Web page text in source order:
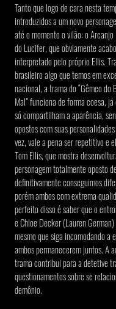
Tanto que logo de cara nesta
introduzidos a um novo
até o momento o vilão: o
do Lucifer, que obviamente
interpretado pelo próprio Ellis.
brasileiro algo que temos em
nacional, a trama do “Gêmeo do
Mal” funciona de forma coesa,
só compartilham a aparência,
opostos com suas
vez, vale a pena ser repetitivo e
Tom Ellis, que mostra
personagem totalmente oposto
definitivamente conseguimos
porém ambos com extrema
perfeito disso é saber que o
e Chloe Decker (Lauren
mesmo que siga incomodando a
ambos permanecerem juntos. A
trama contribui para a detetive
questionamentos sobre se
demônio.